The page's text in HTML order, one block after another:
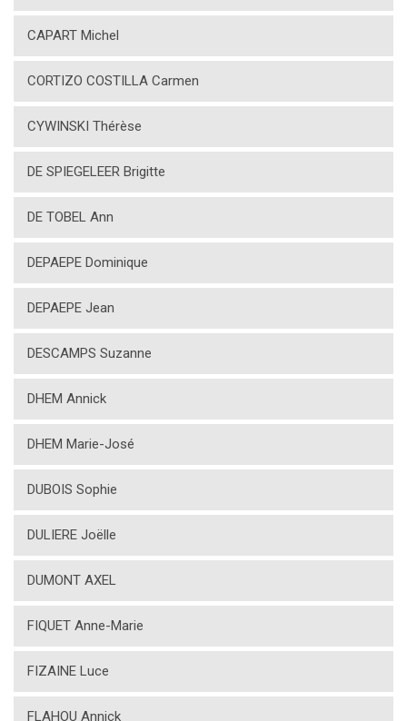
CAPART Michel
CORTIZO COSTILLA Carmen
CYWINSKI Thérèse
DE SPIEGELEER Brigitte
DE TOBEL Ann
DEPAEPE Dominique
DEPAEPE Jean
DESCAMPS Suzanne
DHEM Annick
DHEM Marie-José
DUBOIS Sophie
DULIERE Joëlle
DUMONT AXEL
FIQUET Anne-Marie
FIZAINE Luce
FLAHOU Annick